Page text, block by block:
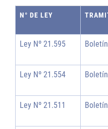
N° DE LEY
Ley Nº 21.595
Ley Nº 21.554
Ley Nº 21.511